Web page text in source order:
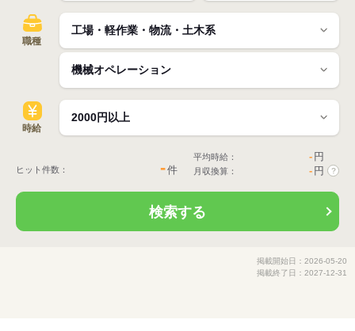
職種
時給
ヒット件数： -件
平均時給： - 円
月収換算： - 円 ?
検索する
掲載開始日：2026-05-20
掲載終了日：2027-12-31